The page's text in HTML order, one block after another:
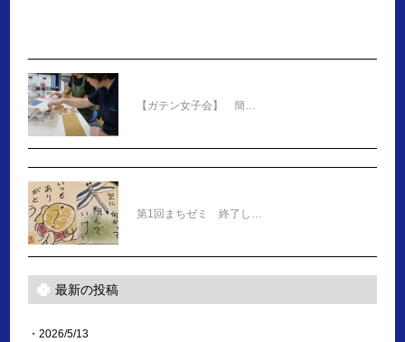
【ガテン女子会】 簡…
第1回まちゼミ 終了し…
最新の投稿
・2026/5/13